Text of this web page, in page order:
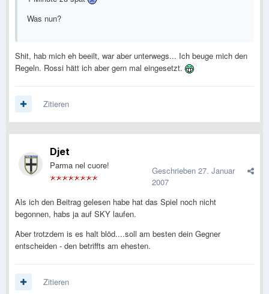
Was nun?
Shit, hab mich eh beeilt, war aber unterwegs... Ich beuge mich den
Regeln. Rossi hätt ich aber gern mal eingesetzt.
Zitieren
Djet
Parma nel cuore! Geschrieben 27. Januar
2007
Als ich den Beitrag gelesen habe hat das Spiel noch nicht
begonnen, habs ja auf SKY laufen.
Aber trotzdem is es halt blöd....soll am besten dein Gegner
entscheiden - den betriffts am ehesten.
Zitieren